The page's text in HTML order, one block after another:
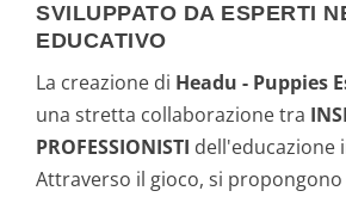
SVILUPPATO DA ESPERTI
EDUCATIVO
La creazione di Headu - Puppies
una stretta collaborazione tra
PROFESSIONISTI dell'educazione
Attraverso il gioco, si